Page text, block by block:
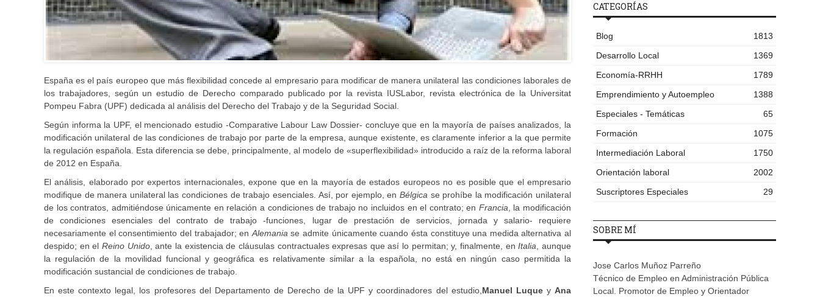
España es el país europeo que más flexibilidad concede al empresario para modificar de manera unilateral las condiciones laborales de
los trabajadores, según un estudio de Derecho comparado publicado por la revista IUSLabor, revista electrónica de la Universitat
Pompeu Fabra (UPF) dedicada al análisis del Derecho del Trabajo y de la Seguridad Social.
Según informa la UPF, el mencionado estudio -Comparative Labour Law Dossier- concluye que en la mayoría de países analizados, la
modificación unilateral de las condiciones de trabajo por parte de la empresa, aunque existente, es claramente inferior a la que permite
la regulación española. Esta diferencia se debe, principalmente, al modelo de «superflexibilidad» introducido a raíz de la reforma laboral
de 2012 en España.
El análisis, elaborado por expertos internacionales, expone que en la mayoría de estados europeos no es posible que el empresario
modifique de manera unilateral las condiciones de trabajo esenciales. Así, por ejemplo, en Bélgica se prohíbe la modificación unilateral
de los contratos, admitiéndose únicamente en relación a condiciones de trabajo no incluidos en el contrato; en Francia, la modificación
de condiciones esenciales del contrato de trabajo -funciones, lugar de prestación de servicios, jornada y salario- requiere
necesariamente el consentimiento del trabajador; en Alemania se admite únicamente cuando ésta constituye una medida alternativa al
despido; en el Reino Unido, ante la existencia de cláusulas contractuales expresas que así lo permitan; y, finalmente, en Italia, aunque
la regulación de la movilidad funcional y geográfica es relativamente similar a la española, no está en ningún caso permitida la
modificación sustancial de condiciones de trabajo.
En este contexto legal, los profesores del Departamento de Derecho de la UPF y coordinadores del estudio,Manuel Luque y Ana
CATEGORÍAS
Blog
1813
Desarrollo Local
1369
Economía-RRHH
1789
Emprendimiento y Autoempleo
1388
Especiales - Temáticas
65
Formación
1075
Intermediación Laboral
1750
Orientación laboral
2002
Suscriptores Especiales
29
SOBRE MÍ
Jose Carlos Muñoz Parreño
Técnico de Empleo en Administración Pública
Local. Promotor de Empleo y Orientador